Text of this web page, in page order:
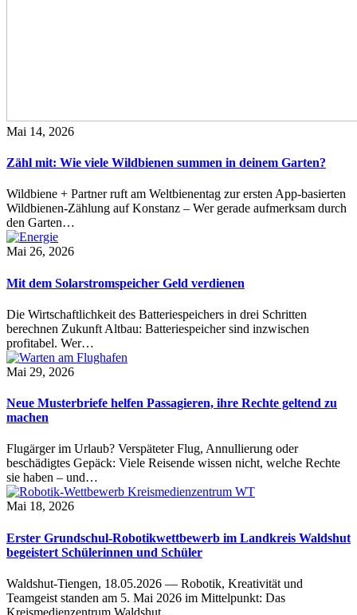
Mai 14, 2026
Zähl mit: Wie viele Wildbienen summen in deinem Garten?
Wildbiene + Partner ruft am Weltbienentag zur ersten App-basierten
Wildbienen-Zählung auf Konstanz – Wer gerade aufmerksam durch
den Garten…
Mai 26, 2026
Mit dem Solarstromspeicher Geld verdienen
Die Wirtschaftlichkeit des Batteriespeichers in drei Schritten
berechnen Zukunft Altbau: Batteriespeicher sind inzwischen
profitabel. Wer…
Mai 29, 2026
Neue Musterbriefe helfen Passagieren, ihre Rechte geltend zu
machen
Flugärger im Urlaub? Verspäteter Flug, Annullierung oder
beschädigtes Gepäck: Viele Reisende wissen nicht, welche Rechte
sie haben – und…
Mai 18, 2026
Erster Grundschul-Robotikwettbewerb im Landkreis Waldshut
begeistert Schülerinnen und Schüler
Waldshut-Tiengen, 18.05.2026 — Robotik, Kreativität und
Teamgeist standen am 5. Mai 2026 im Mittelpunkt: Das
Kreismedienzentrum Waldshut…